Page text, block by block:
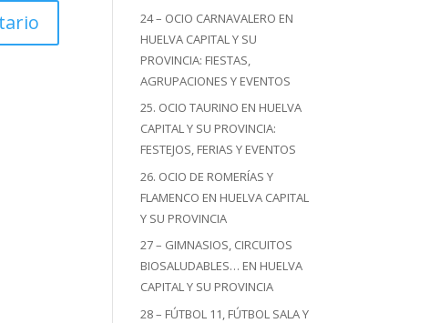
24 – OCIO CARNAVALERO EN
HUELVA CAPITAL Y SU
PROVINCIA: FIESTAS,
AGRUPACIONES Y EVENTOS
25. OCIO TAURINO EN HUELVA
CAPITAL Y SU PROVINCIA:
FESTEJOS, FERIAS Y EVENTOS
26. OCIO DE ROMERÍAS Y
FLAMENCO EN HUELVA CAPITAL
Y SU PROVINCIA
27 – GIMNASIOS, CIRCUITOS
BIOSALUDABLES… EN HUELVA
CAPITAL Y SU PROVINCIA
28 – FÚTBOL 11, FÚTBOL SALA Y